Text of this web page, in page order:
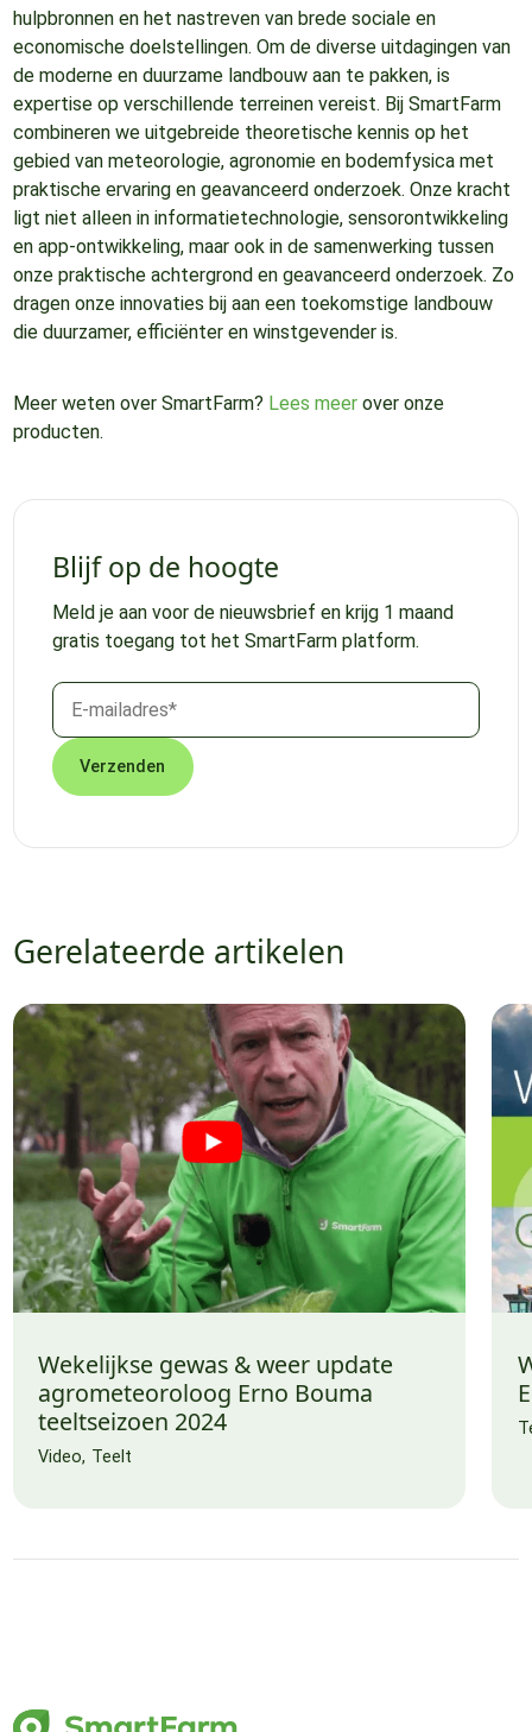
hulpbronnen en het nastreven van brede sociale en
economische doelstellingen. Om de diverse uitdagingen van
de moderne en duurzame landbouw aan te pakken, is
expertise op verschillende terreinen vereist. Bij SmartFarm
combineren we uitgebreide theoretische kennis op het
gebied van meteorologie, agronomie en bodemfysica met
praktische ervaring en geavanceerd onderzoek. Onze kracht
ligt niet alleen in informatietechnologie, sensorontwikkeling
en app-ontwikkeling, maar ook in de samenwerking tussen
onze praktische achtergrond en geavanceerd onderzoek. Zo
dragen onze innovaties bij aan een toekomstige landbouw
die duurzamer, efficiënter en winstgevender is.
Meer weten over SmartFarm? Lees meerover onze
producten.
Blijf op de hoogte
Meld je aan voor de nieuwsbrief en krijg 1 maand
gratis toegang tot het SmartFarm platform.
Gerelateerde artikelen
Wekelijkse gewas & weer update
agrometeoroloog Erno Bouma
teeltseizoen 2024
Video Teelt